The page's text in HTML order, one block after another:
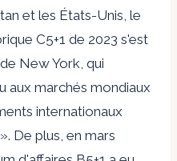
et les États-Unis, le
C5+1 de 2023 s'est
New York , qui
aux marchés mondiaux
internationaux
De plus, en mars